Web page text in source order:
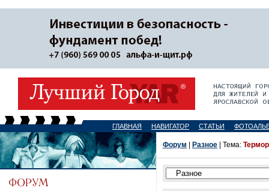
ГЛАВНАЯ НАВИГАТОР СТАТЬИ
Форум Разное | Тема: